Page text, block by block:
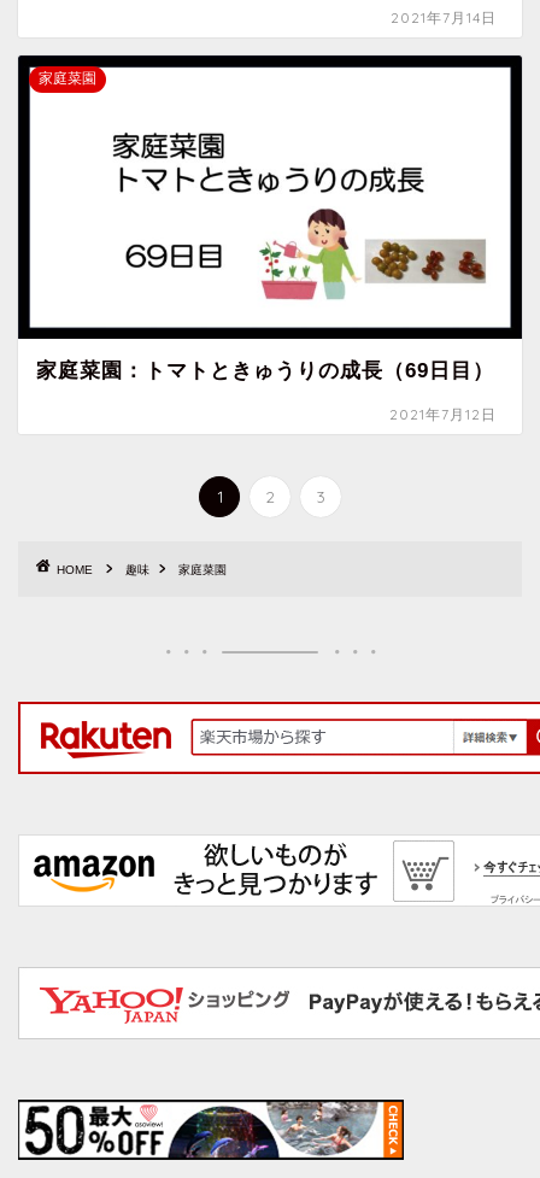
2021年7月14日
家庭菜園
家庭菜園：トマトときゅうりの成長（69日目）
2021年7月12日
1 2 3
HOME 趣味 家庭菜園